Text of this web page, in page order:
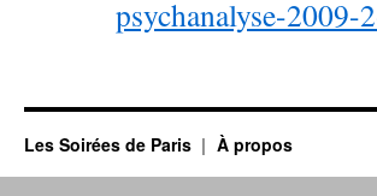
psychanalyse-2009-
Les Soirées de Paris À propos